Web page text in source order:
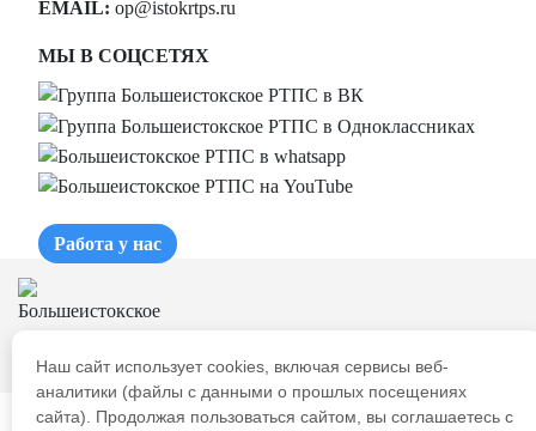
EMAIL: op@istokrtps.ru
МЫ В СОЦСЕТЯХ
Работа у нас
Наш сайт использует cookies, включая сервисы веб-
аналитики (файлы с данными о прошлых посещениях
сайта). Продолжая пользоваться сайтом, вы соглашаетесь с